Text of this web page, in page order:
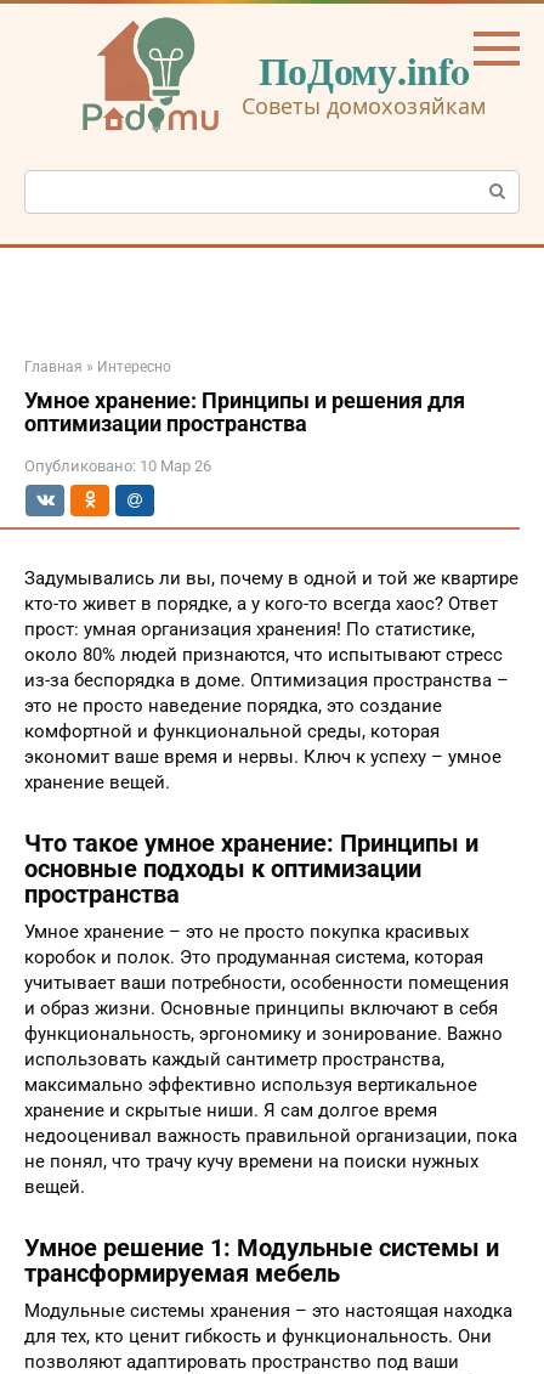
Перейти
ПоДому.info
Советы домохозяйкам
Поиск:
Главная » Интересно
Умное хранение: Принципы и решения для
оптимизации пространства
Опубликовано: 10 Мар 26
Задумывались ли вы, почему в одной и той же квартире
кто-то живет в порядке, а у кого-то всегда хаос? Ответ
прост: умная организация хранения! По статистике,
около 80% людей признаются, что испытывают стресс
из-за беспорядка в доме. Оптимизация пространства –
это не просто наведение порядка, это создание
комфортной и функциональной среды, которая
экономит ваше время и нервы. Ключ к успеху – умное
хранение вещей.
Что такое умное хранение: Принципы и
основные подходы к оптимизации
пространства
Умное хранение – это не просто покупка красивых
коробок и полок. Это продуманная система, которая
учитывает ваши потребности, особенности помещения
и образ жизни. Основные принципы включают в себя
функциональность, эргономику и зонирование. Важно
использовать каждый сантиметр пространства,
максимально эффективно используя вертикальное
хранение и скрытые ниши. Я сам долгое время
недооценивал важность правильной организации, пока
не понял, что трачу кучу времени на поиски нужных
вещей.
Умное решение 1: Модульные системы и
трансформируемая мебель
Модульные системы хранения – это настоящая находка
для тех, кто ценит гибкость и функциональность. Они
позволяют адаптировать пространство под ваши